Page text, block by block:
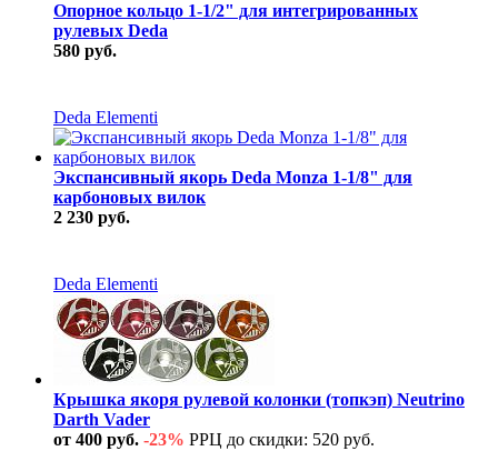
Опорное кольцо 1-1/2" для интегрированных
рулевых Deda
580 руб.
Deda Elementi
Экспансивный якорь Deda Monza 1-1/8" для
карбоновых вилок
2 230 руб.
Deda Elementi
Крышка якоря рулевой колонки (топкэп) Neutrino
Darth Vader
от 400 руб. -23% РРЦ до скидки: 520 руб.